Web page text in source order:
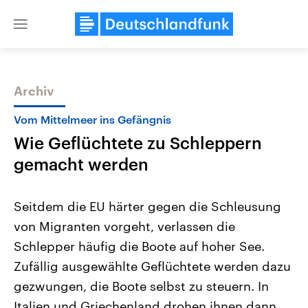
Close
Themen
Landtagswahl Sachsen-Anhalt
2026
Alle Informationen
Sachsen-Anhalt wählt am 6.
September 2026 einen neuen
Landtag. Seit 2021 wird das
Bundesland von einer Koalition aus
USA
Aktuelle Beiträge,
Hintergründe
Wirtschaftlich und
gehören die Vereinigten
den mächtigsten Ländern
mit großem Einfluss auf
Archiv
Vom Mittelmeer ins Gefängnis
Wie Geflüchtete zu Schleppern
gemacht werden
Seitdem die EU härter gegen die Schleusung
von Migranten vorgeht, verlassen die
Schlepper häufig die Boote auf hoher See.
Zufällig ausgewählte Geflüchtete werden dazu
gezwungen, die Boote selbst zu steuern. In